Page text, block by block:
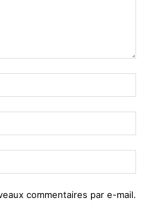
commentaires par e-mail.